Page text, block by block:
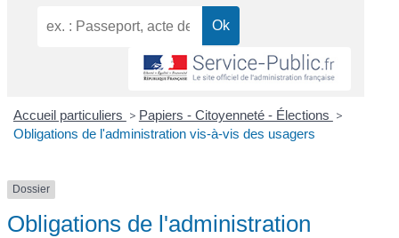
Accueil particuliers > Papiers - Citoyenneté - Élections >
Obligations de l'administration vis-à-vis des usagers
Dossier
Obligations de l'administration